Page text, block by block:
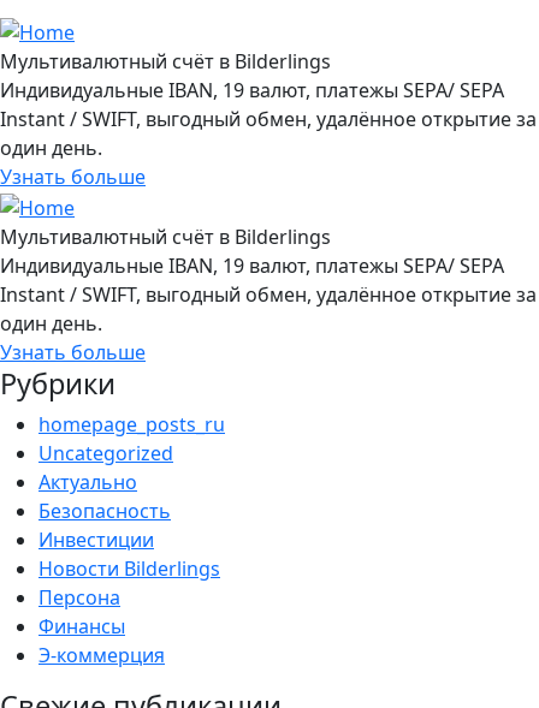
Мультивалютный счёт в Bilderlings
Индивидуальные IBAN, 19 валют, платежы SEPA/ SEPA
Instant / SWIFT, выгодный обмен, удалённое открытие за
один день.
Узнать больше
Мультивалютный счёт в Bilderlings
Индивидуальные IBAN, 19 валют, платежы SEPA/ SEPA
Instant / SWIFT, выгодный обмен, удалённое открытие за
один день.
Узнать больше
Рубрики
homepage_posts_ru
Uncategorized
Актуально
Безопасность
Инвестиции
Новости Bilderlings
Персона
Финансы
Э-коммерция